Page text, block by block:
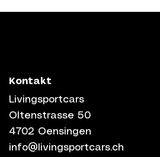
Kontakt
Livingsportcars
Oltenstrasse 50
4702 Oensingen
info@livingsportcars.ch